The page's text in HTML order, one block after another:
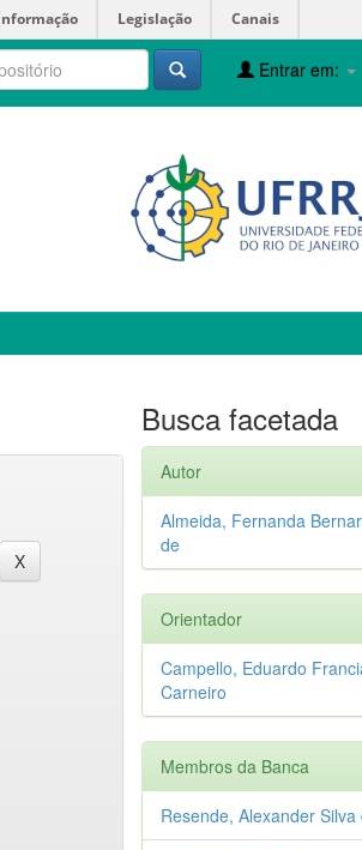
Legislação Canais
Entrar em:
Busca facetada
Autor
Almeida, Fernanda
de
Orientador
Campello, Eduardo
Carneiro
Membros da Banca
Resende, Alexander Silva